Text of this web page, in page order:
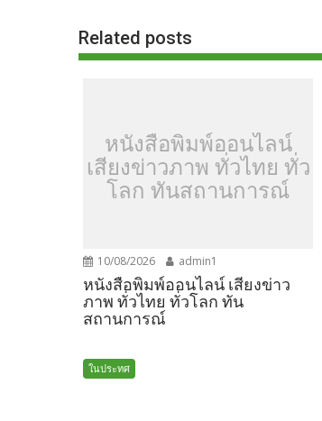
k
Related posts
หนังสือพิมพ์ออนไลน์
เสียงข่าวภาพ ทั่วไทย ทั่ว
โลก ทันสถานการณ์
10/08/2026 admin1
หนังสือพิมพ์ออนไลน์ เสียงข่าว
ภาพ ทั่วไทย ทั่วโลก ทัน
สถานการณ์
ในประทศ